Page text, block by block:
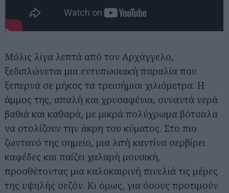
Μόλις λίγα λεπτά από τον Αρχάγγελο,
ξεδιπλώνεται μια εντυπωσιακή παραλία που
ξεπερνά σε μήκος τα τρεισήμισι χιλιόμετρα. Η
άμμος της, απαλή και χρυσαφένια, συναντά νερά
βαθιά και καθαρά, με μικρά πολύχρωμα βότσαλα
να στολίζουν την άκρη του κύματος. Στο πιο
ζωντανό της σημείο, μια λιτή καντίνα σερβίρει
καφέδες και παίζει χαλαρή μουσική,
προσθέτοντας μια καλοκαιρινή πινελιά τις μέρες
της υψηλής σεζόν. Κι όμως, για όσους προτιμούν